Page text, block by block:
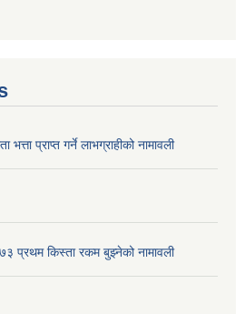
प्राप्त गर्ने लाभग्राहीको नामावली
प्रथम किस्ता रकम बुझ्नेको नामावली